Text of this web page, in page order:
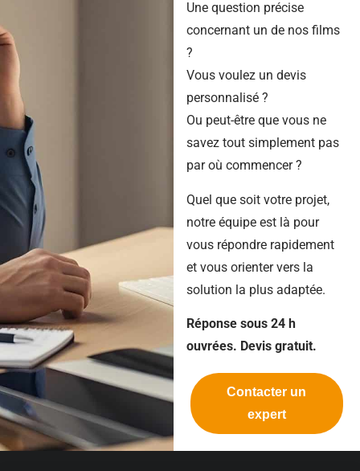
Une question précise
concernant un de nos films
?
Vous voulez un devis
personnalisé ?
Ou peut-être que vous ne
savez tout simplement pas
par où commencer ?
Quel que soit votre projet,
notre équipe est là pour
vous répondre rapidement
et vous orienter vers la
solution la plus adaptée.
Réponse sous 24 h
ouvrées. Devis gratuit.
Contacter un
expert